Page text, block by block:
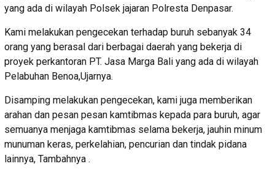
yang ada di wilayah Polsek jajaran Polresta Denpasar.
Kami melakukan pengecekan terhadap buruh sebanyak 34
orang yang berasal dari berbagai daerah yang bekerja di
proyek perkantoran PT. Jasa Marga Bali yang ada di wilayah
Pelabuhan Benoa,Ujarnya.
Disamping melakukan pengecekan, kami juga memberikan
arahan dan pesan pesan kamtibmas kepada para buruh, agar
semuanya menjaga kamtibmas selama bekerja, jauhin minum
munuman keras, perkelahian, pencurian dan tindak pidana
lainnya, Tambahnya .